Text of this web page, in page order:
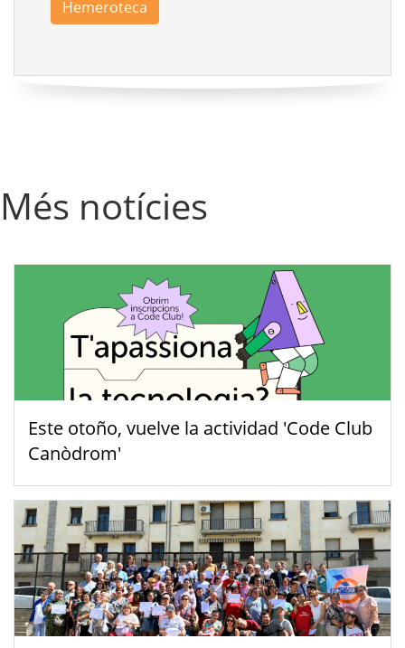
Hemeroteca
Més notícies
Este otoño, vuelve la actividad 'Code Club
Canòdrom'